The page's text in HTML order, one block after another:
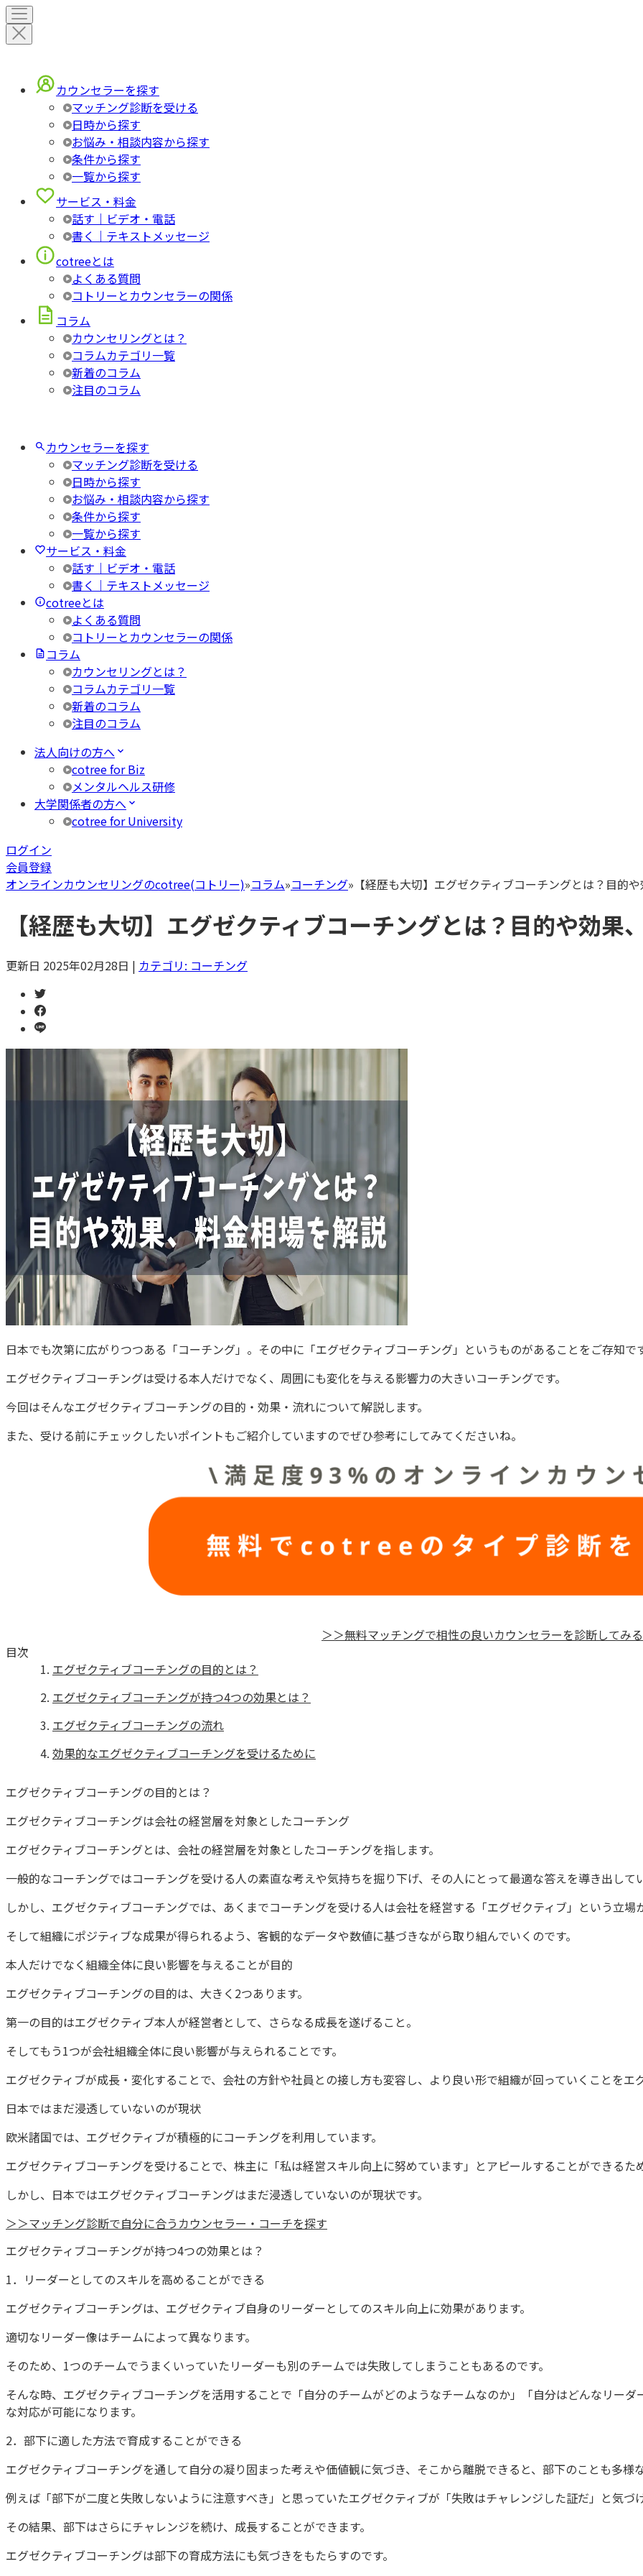
カウンセラーを探す
マッチング診断を受ける
日時から探す
お悩み・相談内容から探す
条件から探す
一覧から探す
サービス・料金
話す｜ビデオ・電話
書く｜テキストメッセージ
cotreeとは
よくある質問
コトリーとカウンセラーの関係
コラム
カウンセリングとは？
コラムカテゴリ一覧
新着のコラム
注目のコラム
カウンセラーを探す
マッチング診断を受ける
日時から探す
お悩み・相談内容から探す
条件から探す
一覧から探す
サービス・料金
話す｜ビデオ・電話
書く｜テキストメッセージ
cotreeとは
よくある質問
コトリーとカウンセラーの関係
コラム
カウンセリングとは？
コラムカテゴリ一覧
新着のコラム
注目のコラム
法人向けの方へ
cotree for Biz
メンタルヘルス研修
大学関係者の方へ
cotree for University
ログイン
会員登録
オンラインカウンセリングのcotree(コトリー)»コラム»コーチング» 【経歴も大切】エグゼクティブコーチングとは？目的
【経歴も大切】エグゼクティブコーチングとは？目的や効果
更新日 2025年02月28日 | カテゴリ: コーチング
日本でも次第に広がりつつある「コーチング」。その中に「エグゼクティブコーチング」というものがあることをご存知で
エグゼクティブコーチングは受ける本人だけでなく、周囲にも変化を与える影響力の大きいコーチングです。
今回はそんなエグゼクティブコーチングの目的・効果・流れについて解説します。
また、受ける前にチェックしたいポイントもご紹介していますのでぜひ参考にしてみてくださいね。
＞＞無料マッチングで相性の良いカウンセラーを診断してみる
目次
エグゼクティブコーチングの目的とは？
エグゼクティブコーチングが持つ4つの効果とは？
エグゼクティブコーチングの流れ
効果的なエグゼクティブコーチングを受けるために
エグゼクティブコーチングの目的とは？
エグゼクティブコーチングは会社の経営層を対象としたコーチング
エグゼクティブコーチングとは、会社の経営層を対象としたコーチングを指します。
一般的なコーチングではコーチングを受ける人の素直な考えや気持ちを掘り下げ、その人にとって最適な答えを導き出して
しかし、エグゼクティブコーチングでは、あくまでコーチングを受ける人は会社を経営する「エグゼクティブ」という立場
そして組織にポジティブな成果が得られるよう、客観的なデータや数値に基づきながら取り組んでいくのです。
本人だけでなく組織全体に良い影響を与えることが目的
エグゼクティブコーチングの目的は、大きく2つあります。
第一の目的はエグゼクティブ本人が経営者として、さらなる成長を遂げること。
そしてもう1つが会社組織全体に良い影響が与えられることです。
エグゼクティブが成長・変化することで、会社の方針や社員との接し方も変容し、より良い形で組織が回っていくことを
日本ではまだ浸透していないのが現状
欧米諸国では、エグゼクティブが積極的にコーチングを利用しています。
エグゼクティブコーチングを受けることで、株主に「私は経営スキル向上に努めています」とアピールすることができるた
しかし、日本ではエグゼクティブコーチングはまだ浸透していないのが現状です。
＞＞マッチング診断で自分に合うカウンセラー・コーチを探す
エグゼクティブコーチングが持つ4つの効果とは？
1．リーダーとしてのスキルを高めることができる
エグゼクティブコーチングは、エグゼクティブ自身のリーダーとしてのスキル向上に効果があります。
適切なリーダー像はチームによって異なります。
そのため、1つのチームでうまくいっていたリーダーも別のチームでは失敗してしまうこともあるのです。
そんな時、エグゼクティブコーチングを活用することで「自分のチームがどのようなチームなのか」「自分はどんなリー
な対応が可能になります。
2．部下に適した方法で育成することができる
エグゼクティブコーチングを通して自分の凝り固まった考えや価値観に気づき、そこから離脱できると、部下のことも多様
例えば「部下が二度と失敗しないように注意すべき」と思っていたエグゼクティブが「失敗はチャレンジした証だ」と気
その結果、部下はさらにチャレンジを続け、成長することができます。
エグゼクティブコーチングは部下の育成方法にも気づきをもたらすのです。